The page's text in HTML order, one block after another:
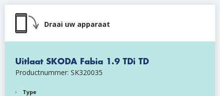
Draai uw apparaat
Uitlaat SKODA Fabia 1.9 TDi TD
Productnummer: SK320035
Type